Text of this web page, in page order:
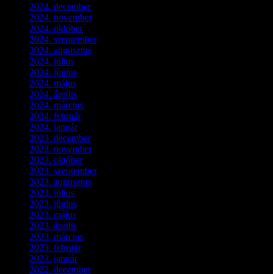
2024. december(3)
2024. november(7)
2024. október(6)
2024. szeptember(4)
2024. augusztus
2024. július
2024. június
2024. május
2024. április
2024. március
2024. február(9)
2024. január(3)
2023. december(1)
2023. november(1)
2023. október(5)
2023. szeptember(3)
2023. augusztus
2023. július
2023. június
2023. május
2023. április
2023. március
2023. február(4)
2023. január(1)
2022. december(2)